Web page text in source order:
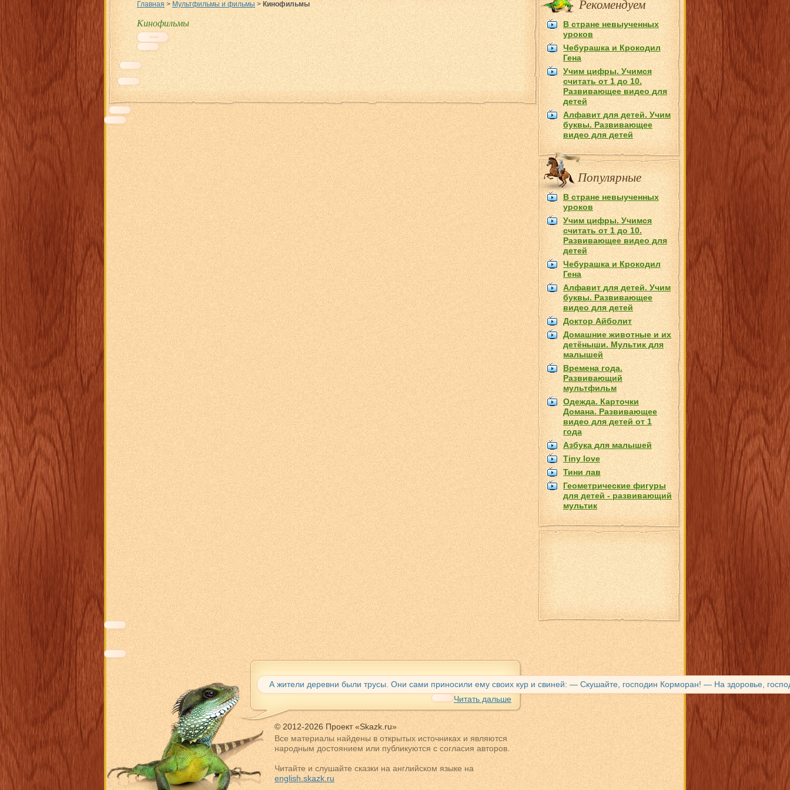
Рекомендуем
В стране невыученных
уроков
Чебурашка и Крокодил
Гена
Учим цифры. Учимся
считать от 1 до 10.
Развивающее видео для
детей
Алфавит для детей. Учим
буквы. Развивающее
видео для детей
Популярные
В стране невыученных
уроков
Учим цифры. Учимся
считать от 1 до 10.
Развивающее видео для
детей
Чебурашка и Крокодил
Гена
Алфавит для детей. Учим
буквы. Развивающее
видео для детей
Доктор Айболит
Домашние животные и их
детёныши. Мультик для
малышей
Времена года.
Развивающий
мультфильм
Одежда. Карточки
Домана. Развивающее
видео для детей от 1
года
Азбука для малышей
Tiny love
Тини лав
Геометрические фигуры
для детей - развивающий
мультик
Главная >Мультфильмы и фильмы > Кинофильмы
Кинофильмы
А жители деревни были трусы. Они сами приносили ему своих кур и свиней: — Скушайте, господин Корморан! — На здоровье,
Читать дальше
© 2012-2026 Проект «Skazk.ru»
Все материалы найдены в открытых источниках и являются
народным достоянием или публикуются с согласия авторов.
Читайте и слушайте сказки на английском языке на
english.skazk.ru